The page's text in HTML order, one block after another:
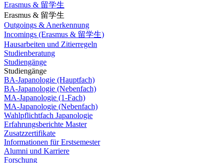
Erasmus & 留学生
Erasmus & 留学生
Outgoings & Anerkennung
Incomings (Erasmus & 留学生)
Hausarbeiten und Zitierregeln
Studienberatung
Studiengänge
Studiengänge
BA-Japanologie (Hauptfach)
BA-Japanologie (Nebenfach)
MA-Japanologie (1-Fach)
MA-Japanologie (Nebenfach)
Wahlpflichtfach Japanologie
Erfahrungsberichte Master
Zusatzzertifikate
Informationen für Erstsemester
Alumni und Karriere
Forschung